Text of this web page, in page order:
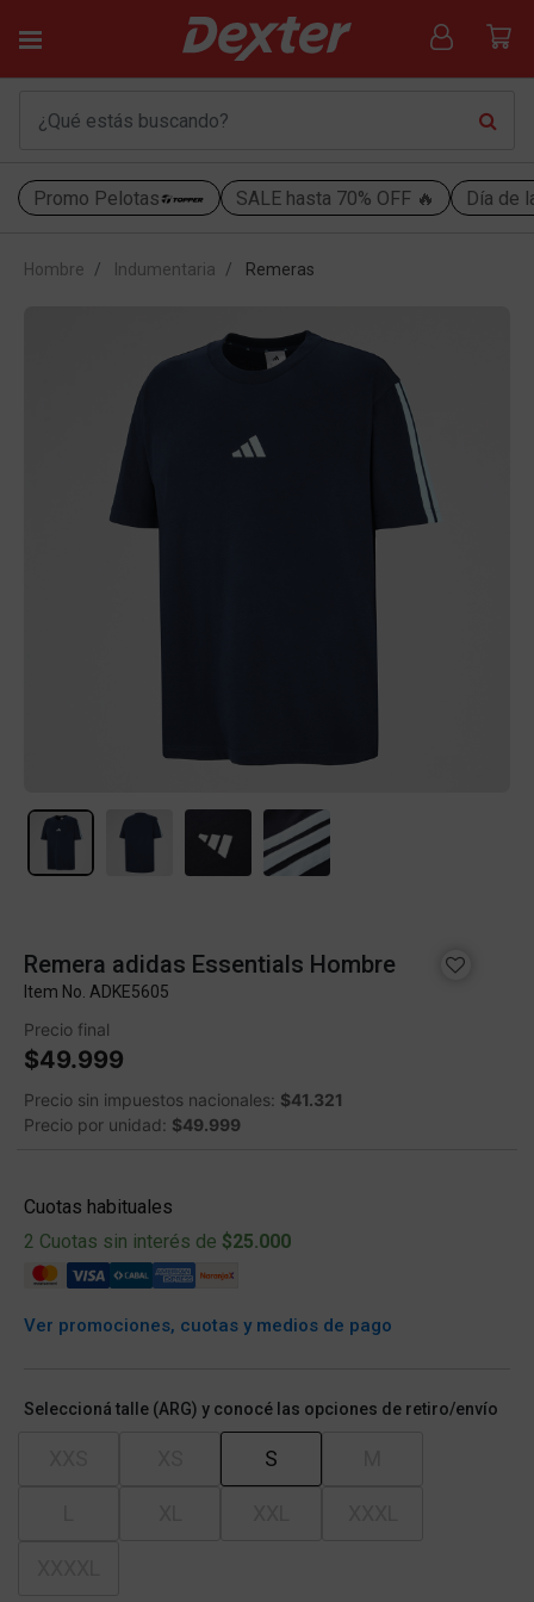
Promo Pelotas SALE hasta 70% OFF 🔥 Día de
Hombre Indumentaria Remeras
Remera adidas Essentials Hombre
Item No. ADKE5605
Precio final
$49.999
Precio sin impuestos nacionales: $41.321
Precio por unidad: $49.999
Cuotas habituales
2 Cuotas sin interés de $25.000
Ver promociones, cuotas y medios de pago
Seleccioná talle (ARG) y conocé las opciones de retiro/envío
S